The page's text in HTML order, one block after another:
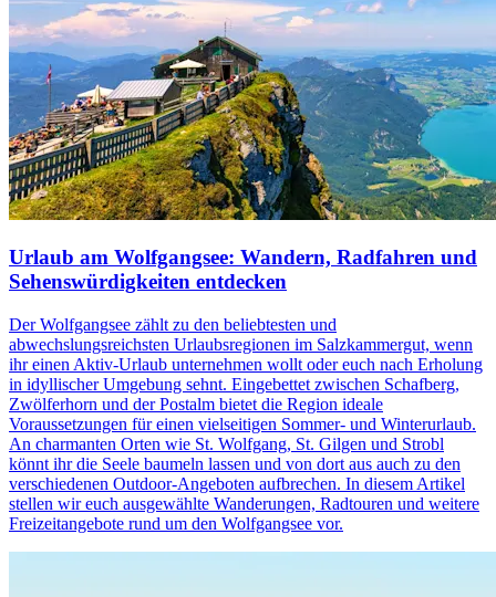
Urlaub am Wolfgangsee: Wandern, Radfahren und
Sehenswürdigkeiten entdecken
Der Wolfgangsee zählt zu den beliebtesten und
abwechslungsreichsten Urlaubsregionen im Salzkammergut, wenn
ihr einen Aktiv-Urlaub unternehmen wollt oder euch nach Erholung
in idyllischer Umgebung sehnt. Eingebettet zwischen Schafberg,
Zwölferhorn und der Postalm bietet die Region ideale
Voraussetzungen für einen vielseitigen Sommer- und Winterurlaub.
An charmanten Orten wie St. Wolfgang, St. Gilgen und Strobl
könnt ihr die Seele baumeln lassen und von dort aus auch zu den
verschiedenen Outdoor-Angeboten aufbrechen. In diesem Artikel
stellen wir euch ausgewählte Wanderungen, Radtouren und weitere
Freizeitangebote rund um den Wolfgangsee vor.